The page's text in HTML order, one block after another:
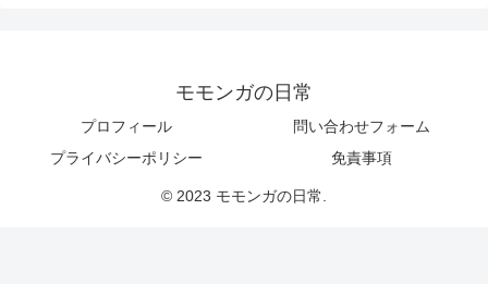
モモンガの日常
プロフィール
問い合わせフォーム
プライバシーポリシー
免責事項
© 2023 モモンガの日常.